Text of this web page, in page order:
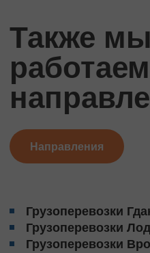
Также мы
Направления
Грузоперевозки
Грузоперевозки
Грузоперевозки